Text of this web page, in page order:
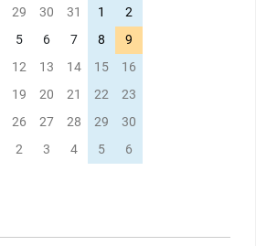
29 30 31 1
2
5 6 7 8
9
12 13 14 15
16
19 20 21 22
23
26 27 28 29
30
2 3 4 5 6